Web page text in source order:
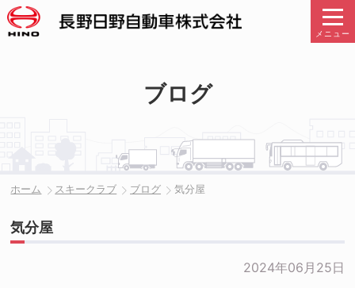
メニュー
ブログ
ホーム スキークラブ ブログ 気分屋
気分屋
2024年06月25日